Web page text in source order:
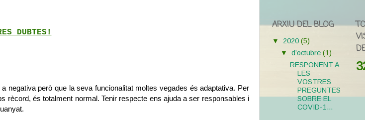
DUBTES!
negativa però que la seva funcionalitat moltes vegades és adaptativa. Per
rècord, és totalment normal. Tenir respecte ens ajuda a ser responsables i
ARXIU DEL BLOG
▼ 2020 (5)
▼d’octubre(1)
RESPONENT A
LES
VOSTRES
PREGUNTES
SOBRE EL
COVID-1...